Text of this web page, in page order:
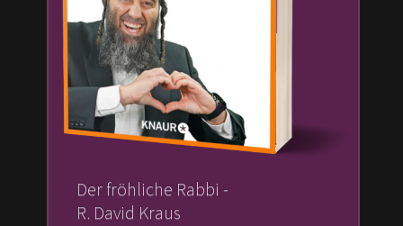
Der fröhliche Rabbi -
R. David Kraus